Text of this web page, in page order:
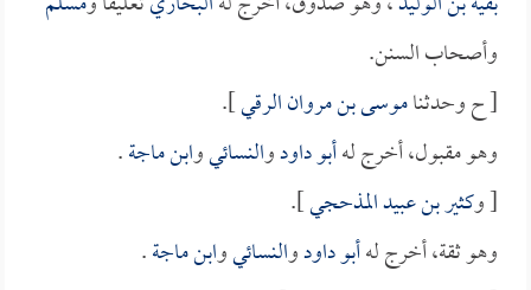
وأصحاب السنن.
[ ح وحدثناموسى بن مروان الرقي].
وهو مقبول، أخرج لهأبو داودوالنسائيوابن ماجة.
[ وكثير بن عبيد المذحجي].
وهو ثقة، أخرج لهأبو داودوالنسائيوابن ماجة.